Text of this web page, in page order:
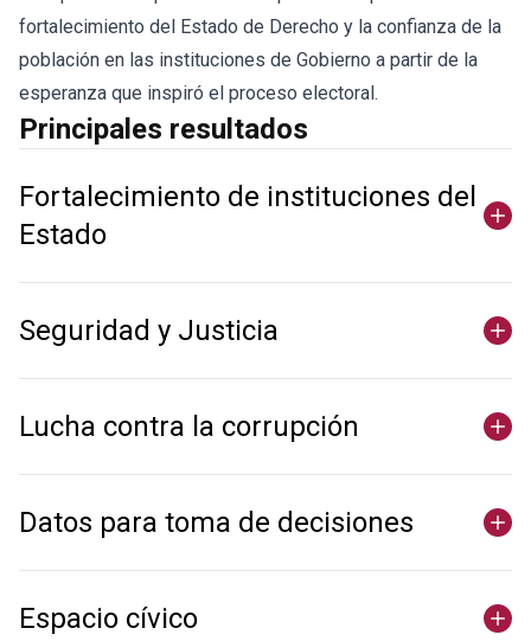
fortalecimiento del Estado de Derecho y la confianza de la
población en las instituciones de Gobierno a partir de la
esperanza que inspiró el proceso electoral.
Principales resultados
Fortalecimiento de instituciones del
Estado
Seguridad y Justicia
Lucha contra la corrupción
Datos para toma de decisiones
Espacio cívico